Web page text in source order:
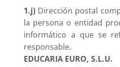
1.j) Dirección postal
la persona o entidad
informático a que se
responsable.
EDUCARIA EURO, S.L.U.